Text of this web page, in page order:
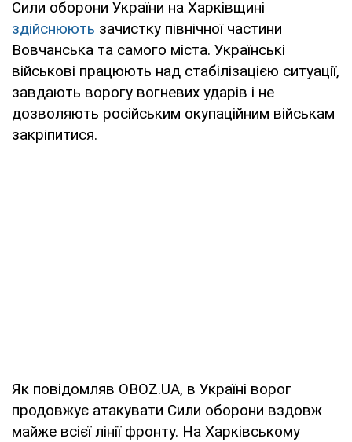
Сили оборони України на Харківщині
здійснюють зачистку північної частини
Вовчанська та самого міста. Українські
військові працюють над стабілізацією ситуації,
завдають ворогу вогневих ударів і не
дозволяють російським окупаційним військам
закріпитися.
Як повідомляв OBOZ.UA, в Україні ворог
продовжує атакувати Сили оборони вздовж
майже всієї лінії фронту. На Харківському